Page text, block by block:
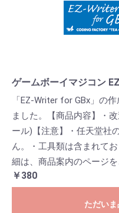
ゲームボーイマジコン
「EZ-Writer for GBx」の
ました。【商品内容】・
ール)【注意】・任天堂社
ん。・工具類は含まれて
細は、商品案内のページ
￥380
ただいま